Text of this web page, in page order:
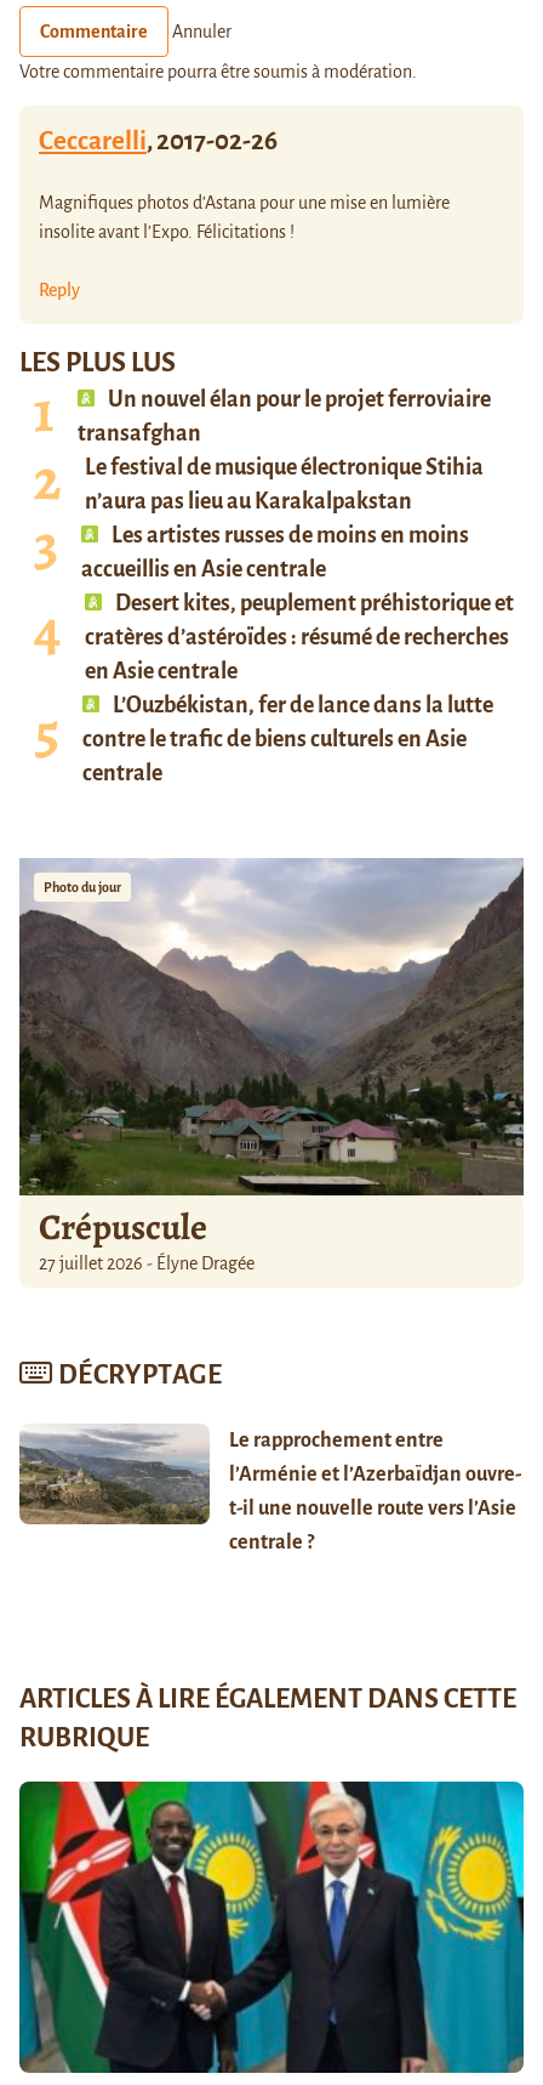
LES PLUS LUS
Un nouvel élan pour le projet ferroviaire
transafghan
Le festival de musique électronique Stihia
n’aura pas lieu au Karakalpakstan
Les artistes russes de moins en moins
accueillis en Asie centrale
Desert kites, peuplement préhistorique et
cratères d’astéroïdes : résumé de recherches
en Asie centrale
L’Ouzbékistan, fer de lance dans la lutte
contre le trafic de biens culturels en Asie
centrale
Photo du jour
Crépuscule
27 juillet 2026 - Élyne Dragée
DÉCRYPTAGE
Le rapprochement entre
l’Arménie et l’Azerbaïdjan ouvre-
t-il une nouvelle route vers l’Asie
centrale ?
Commentaire Annuler
Votre commentaire pourra être soumis à modération.
Ceccarelli,2017-02-26
Magnifiques photos d’Astana pour une mise en lumière
insolite avant l’Expo. Félicitations !
Reply
ARTICLES À LIRE ÉGALEMENT DANS CETTE
RUBRIQUE